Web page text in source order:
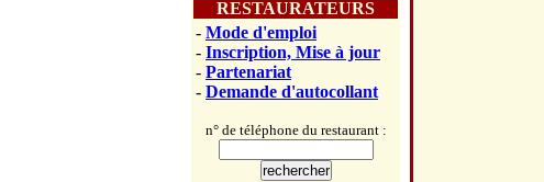
RESTAURATEURS
- Mode d'emploi
- Inscription, Mise à jour
- Partenariat
- Demande d'autocollant
n° de téléphone du restaurant :